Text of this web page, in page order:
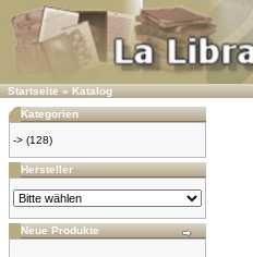
Startseite»Katalog
Kategorien
-> (128)
Hersteller
Neue Produkte